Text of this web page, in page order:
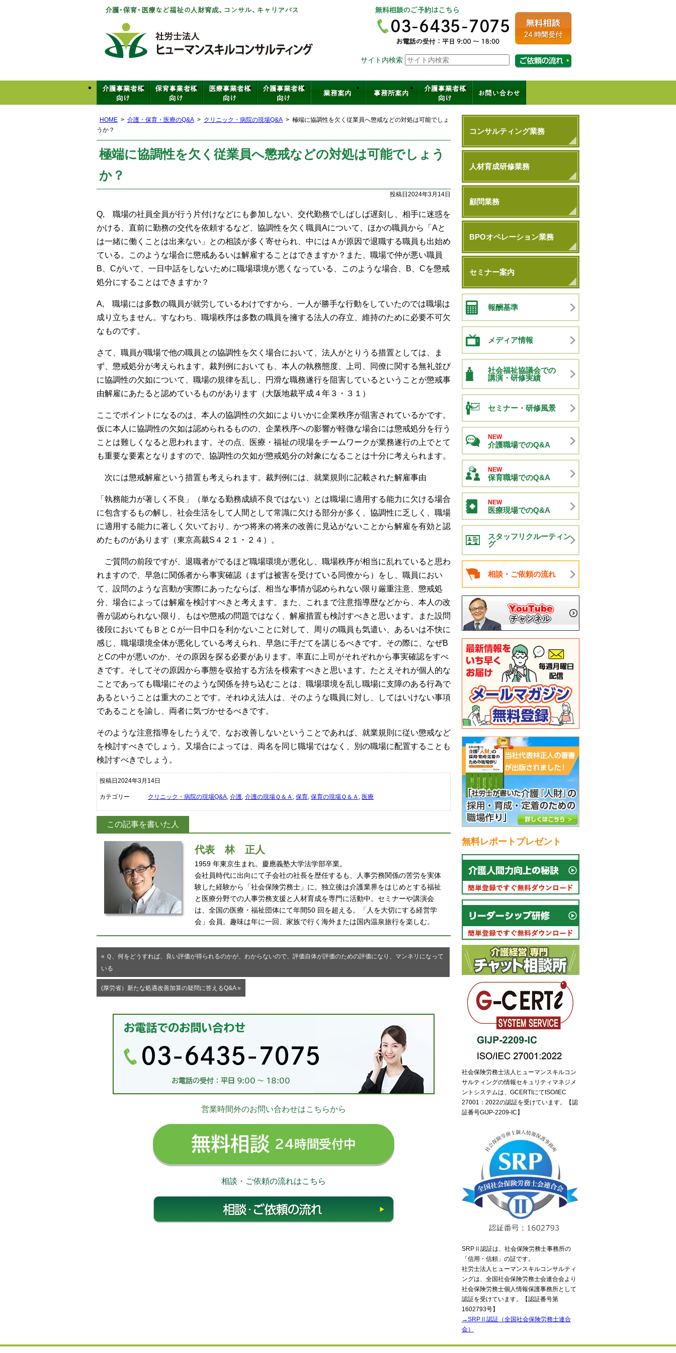
社会保険労務士法人ヒューマンスキルコンサルティング
介護・保育・医療など福祉の人材育成、コンサル、キャリアパス
サイト内検索
HOME 介護・保育・医療のQ&A クリニック・病院の現場Q&A
極端に協調性を欠く従業員へ懲戒などの対処は可能でしょ
うか？
極端に協調性を欠く従業員へ懲戒などの対処は可能でしょう
か？
投稿日2024年3月14日
Q, 職場の社員全員が行う片付けなどにも参加しない、交代勤務でしばしば遅刻し、相手に迷惑を
かける、直前に勤務の交代を依頼するなど、協調性を欠く職員Aについて、ほかの職員から「 Aと
は一緒に働くことは出来ない」との相談が多く寄せられ、中にはＡが原因で退職する職員も出始め
ている。このような場合に懲戒あるいは解雇することはできますか？また、職場で仲が悪い職員
B
Cがいて、一日中話をしないために職場環境が悪くなっている、このような場合、 B Cを懲戒
処分にすることはできますか？
A, 職場には多数の職員が就労しているわけですから、一人が勝手な行動をしていたのでは職場は
成り立ちません。すなわち、職場秩序は多数の職員を擁する法人の存立、維持のために必要不可欠
なものです。
さて、職員が職場で他の職員との協調性を欠く場合において、法人がとりうる措置としては、ま
ず、懲戒処分が考えられます。裁判例においても、本人の執務態度、上司、同僚に関する無礼並び
に協調性の欠如について、職場の規律を乱し、円滑な職務遂行を阻害しているということが懲戒事
由解雇にあたると認めているものがあります（大阪地裁平成４年３・３１）
ここでポイントになるのは、本人の協調性の欠如によりいかに企業秩序が阻害されているかです。
仮に本人に協調性の欠如は認められるものの、企業秩序への影響が軽微な場合には懲戒処分を行う
ことは難しくなると思われます。その点、医療・福祉の現場をチームワークが業務遂行の上でとて
も重要な要素となりますので、協調性の欠如が懲戒処分の対象になることは十分に考えられます。
次には懲戒解雇という措置も考えられます。裁判例には、就業規則に記載された解雇事由
「執務能力が著しく不良」（単なる勤務成績不良ではない）とは職場に適用する能力に欠ける場合
に包含するもの解し、社会生活をして人間として常識に欠ける部分が多く、協調性に乏しく、職場
に適用する能力に著しく欠いており、かつ将来の将来の改善に見込がないことから解雇を有効と認
めたものがあります（東京高裁S ４２１・２４）。
ご質問の前段ですが、退職者がでるほど職場環境が悪化し、職場秩序が相当に乱れていると思わ
れますので、早急に関係者から事実確認（まずは被害を受けている同僚から）をし、職員におい
て、設問のような言動が実際にあったならば、相当な事情が認められない限り厳重注意、懲戒処
分、場合によっては解雇を検討すべきと考えます。また、これまで注意指導歴などから、本人の改
善が認められない限り、もはや懲戒の問題ではなく、解雇措置も検討すべきと思います。また設問
後段においてもＢとＣが一日中口を利かないことに対して、周りの職員も気遣い、あるいは不快に
感じ、職場環境全体が悪化している考えられ、早急に手だてを講じるべきです。その際に、なぜB
とCの中が悪いのか、その原因を探る必要があります。率直に上司がそれぞれから事実確認をすべ
きです。そしてその原因から事態を収拾する方法を模索すべきと思います。たとえそれが個人的な
ことであっても職場にそのような関係を持ち込むことは、職場環境を乱し職場に支障のある行為で
あるということは重大のことです。それゆえ法人は、そのような職員に対し、してはいけない事項
であることを諭し、両者に気づかせるべきです。
そのような注意指導をしたうえで、なお改善しないということであれば、就業規則に従い懲戒など
を検討すべきでしょう。又場合によっては、両名を同じ職場ではなく、別の職場に配置することも
検討すべきでしょう。
投稿日2024年3月14日
カテゴリー クリニック・病院の現場Q&A, 介護, 介護の現場Ｑ＆Ａ , 保育, 保育の現場Ｑ＆Ａ , 医療
この記事を書いた人
代表 林 正人
1959 年東京生まれ。慶應義塾大学法学部卒業。
会社員時代に出向にて子会社の社長を歴任するも、人事労務関係の苦労を実体
験した経験から「社会保険労務士」に。独立後は介護業界をはじめとする福祉
と医療分野での人事労務支援と人材育成を専門に活動中。セミナーや講演会
は、全国の医療・福祉団体にて年間50 回を超える。「人を大切にする経営学
会」会員。趣味は年に一回、家族で行く海外または国内温泉旅行を楽しむ。
« Ｑ、何をどうすれば、良い評価が得られるのかが、わからないので、評価自体が評価のための評価になり、マンネリになって
いる
(厚労省）新たな処遇改善加算の疑問に答えるQ&A »
お電話でのお問い合わせ
03-6435-7075（平日9:00～18:00）
営業時間外のお問い合わせはこちらから
相談・ご依頼の流れはこちら
相談・ご依頼の流れ
コンサルティング業務
人材育成研修業務
顧問業務
BPOオペレーション業務
セミナー案内
報酬基準
メディア情報
社会福祉協議会での
講演・研修実績
セミナー・研修風景
NEW
介護職場でのQ&A
NEW
保育職場でのQ&A
NEW
医療現場でのQ&A
スタッフリクルーティン
グ
相談・ご依頼の流れ
無料レポートプレゼント
社会保険労務士法人ヒューマンスキルコン
サルティングの情報セキュリティマネジメ
ントシステムは、GCERTIにてISO/IEC
27001：2022の認証を受けています。【認
証番号GIJP-2209-IC】
SRPⅡ認証は、社会保険労務士事務所の
「信用・信頼」の証です。
社労士法人ヒューマンスキルコンサルティ
ングは、全国社会保険労務士会連合会より
社会保険労務士個人情報保護事務所として
認証を受けています。【認証番号第
1602793号】
→SRPⅡ認証（全国社会保険労務士連合
会）